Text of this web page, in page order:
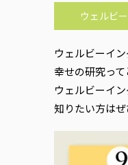
ウェルビ
ウェルビーイ
幸せの研究っ
ウェルビーイ
知りたい方はぜ